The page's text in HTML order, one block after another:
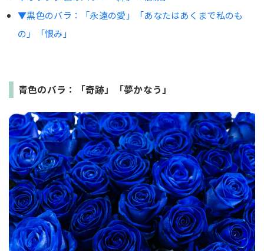
▼黒色のバラ：「永遠の愛」「あなたはあくまで私のも
の」「恨み」
青色のバラ：「奇跡」「夢かなう」